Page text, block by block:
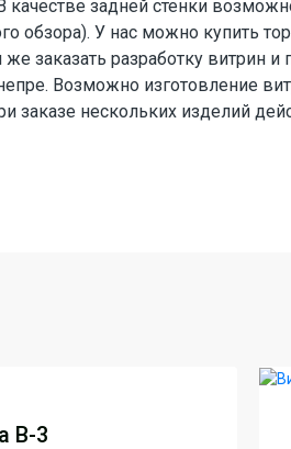
заказе нескольких изделий
В-3